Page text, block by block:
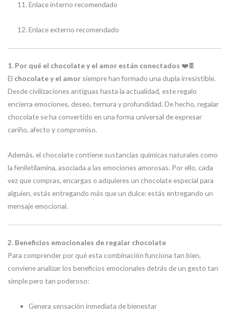
Enlace interno recomendado
Enlace externo recomendado
1. Por qué el chocolate y el amor están conectados ❤️🍫
El chocolate y el amor siempre han formado una dupla irresistible.
Desde civilizaciones antiguas hasta la actualidad, este regalo
encierra emociones, deseo, ternura y profundidad. De hecho, regalar
chocolate se ha convertido en una forma universal de expresar
cariño, afecto y compromiso.
Además, el chocolate contiene sustancias químicas naturales como
la feniletilamina, asociada a las emociones amorosas. Por ello, cada
vez que compras, encargas o adquieres un chocolate especial para
alguien, estás entregando más que un dulce: estás entregando un
mensaje emocional.
2. Beneficios emocionales de regalar chocolate
Para comprender por qué esta combinación funciona tan bien,
conviene analizar los beneficios emocionales detrás de un gesto tan
simple pero tan poderoso:
Genera sensación inmediata de bienestar